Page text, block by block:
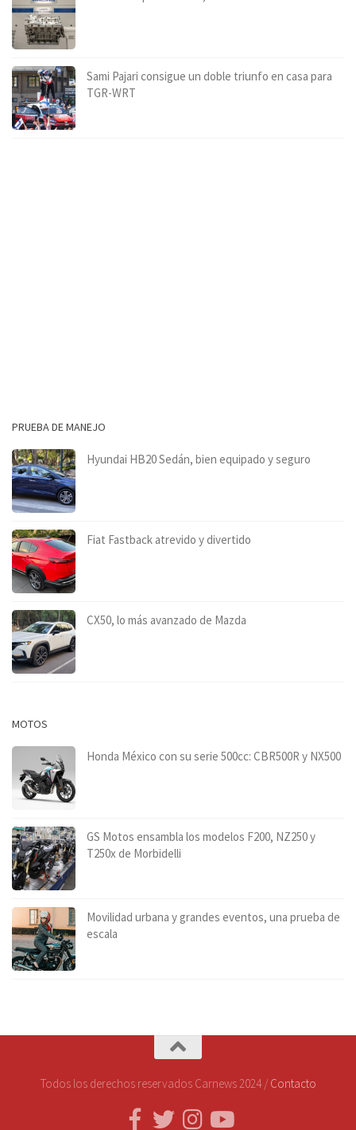
Sami Pajari consigue un doble triunfo en casa para
TGR-WRT
PRUEBA DE MANEJO
Hyundai HB20 Sedán, bien equipado y seguro
Fiat Fastback atrevido y divertido
CX50, lo más avanzado de Mazda
MOTOS
Honda México con su serie 500cc: CBR500R y NX500
GS Motos ensambla los modelos F200, NZ250 y
T250x de Morbidelli
Movilidad urbana y grandes eventos, una prueba de
escala
Todos los derechos reservados Carnews 2024 / Contacto